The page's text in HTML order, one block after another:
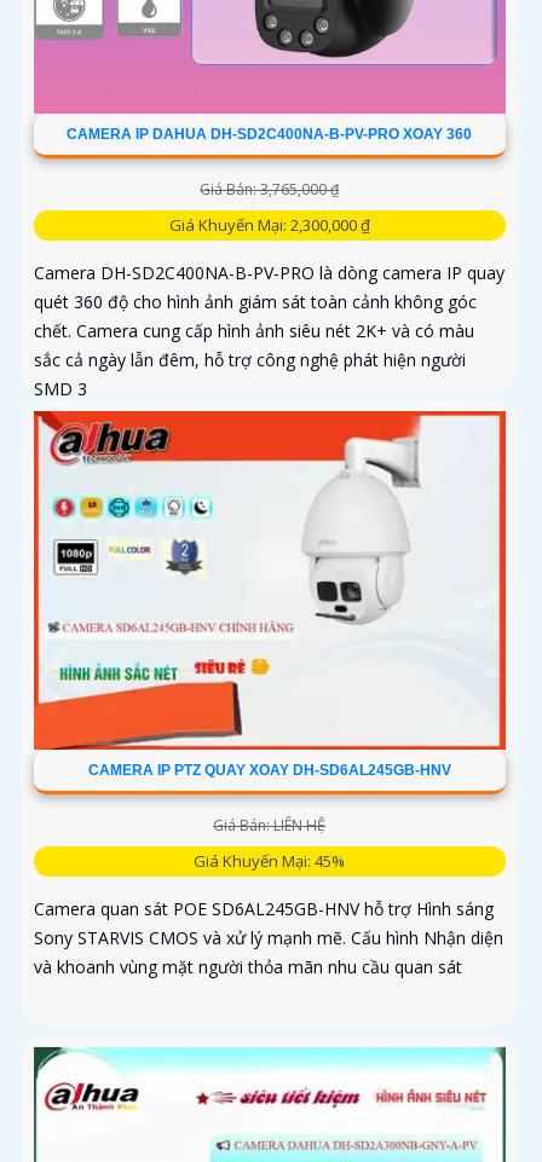
CAMERA IP DAHUA DH-SD2C400NA-B-PV-PRO XOAY 360
Giá Bán: 3,765,000 ₫
Giá Khuyến Mại: 2,300,000 ₫
Camera DH-SD2C400NA-B-PV-PRO là dòng camera IP quay
quét 360 độ cho hình ảnh giám sát toàn cảnh không góc
chết. Camera cung cấp hình ảnh siêu nét 2K+ và có màu
sắc cả ngày lẫn đêm, hỗ trợ công nghệ phát hiện người
SMD 3
CAMERA IP PTZ QUAY XOAY DH-SD6AL245GB-HNV
Giá Bán: LIÊN HỆ
Giá Khuyến Mại: 45%
Camera quan sát POE SD6AL245GB-HNV hỗ trợ Hình sáng
Sony STARVIS CMOS và xử lý mạnh mẽ. Cấu hình Nhận diện
và khoanh vùng mặt người thỏa mãn nhu cầu quan sát